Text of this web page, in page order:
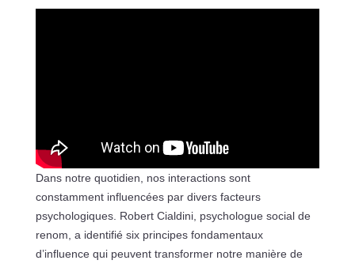
Dans notre quotidien, nos interactions sont
constamment influencées par divers facteurs
psychologiques. Robert Cialdini, psychologue social de
renom, a identifié six principes fondamentaux
d’influence qui peuvent transformer notre manière de